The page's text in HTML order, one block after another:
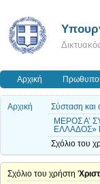
Αρχική
Αρχική
Σύσταση και
ΜΕΡΟΣ Α’
ΕΛΛΑΔΟΣ»
Σχόλιο του
Σχόλιο του χρήστη '